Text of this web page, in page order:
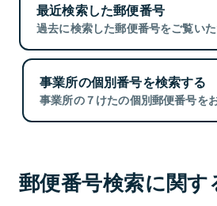
最近検索した郵便番号
過去に検索した郵便番号をご覧いた
事業所の個別番号を検索する
事業所の７けたの個別郵便番号を
郵便番号検索に関す